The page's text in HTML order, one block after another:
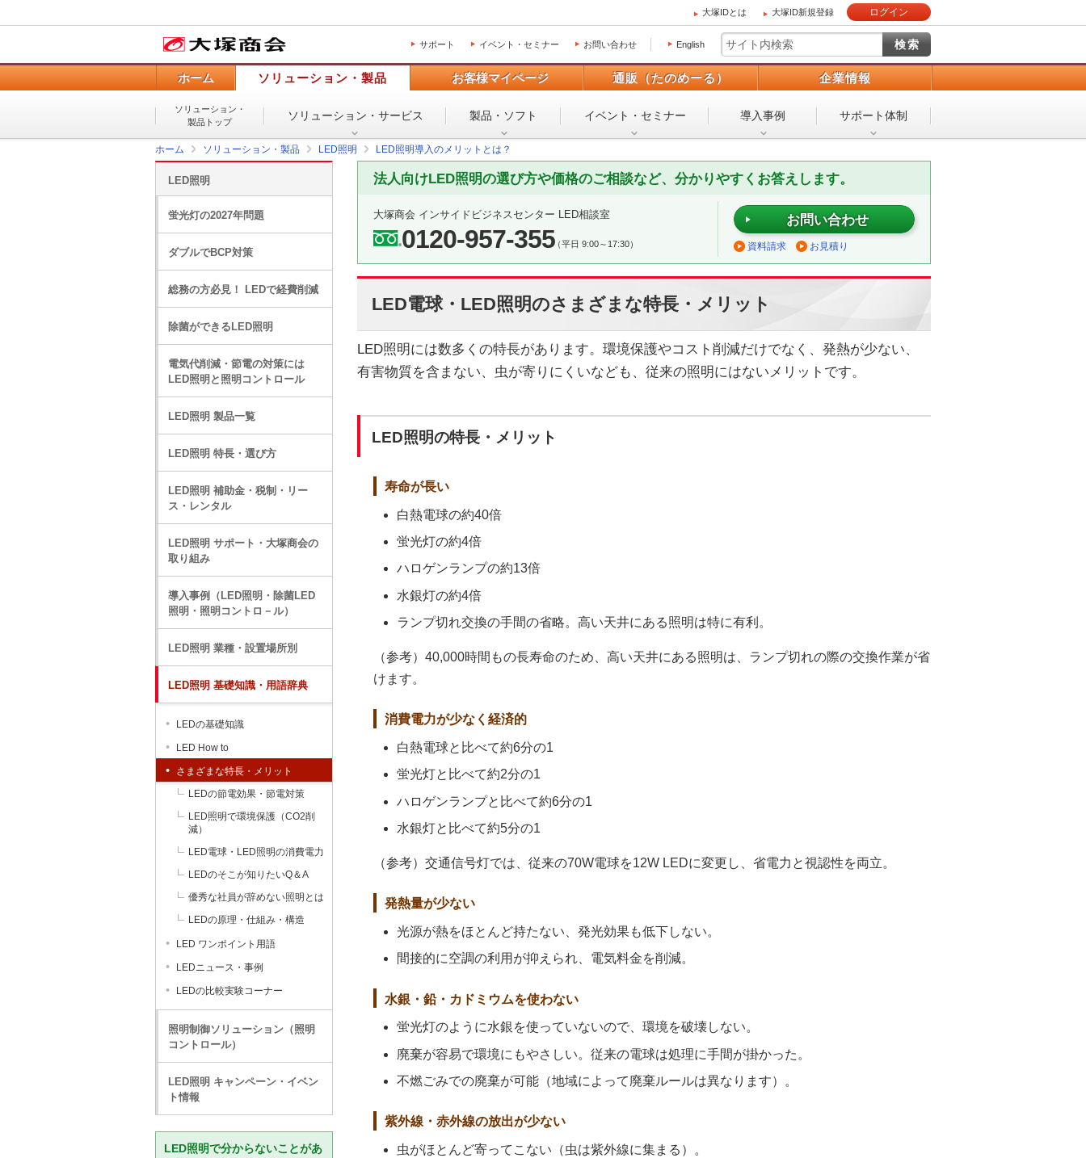
大塚IDとは 大塚ID新規登録 ログイン
サポート イベント・セミナー お問い合わせ English
ホーム ソリューション・製品 お客様マイページ 通販（たのめーる） 企業情報
ソリューション・
製品トップ
ソリューション・ サービス 製品・ソフト イベント・ セミナー 導入事例 サポート体制
ホーム ソリューション・製品 LED照明 LED照明導入のメリットとは？
法人向けLED照明の選び方や価格のご相談など、分かりやすくお答えします。
大塚商会 インサイドビジネスセンター LED相談室
0120-957-355（平日 9:00～17:30）
お問い合わせ
資料請求 お見積り
LED電球・LED照明のさまざまな特長・メリット
LED照明には数多くの特長があります。環境保護やコスト削減だけでなく、発熱が少ない、
有害物質を含まない、虫が寄りにくいなども、従来の照明にはないメリットです。
LED照明の特長・メリット
寿命が長い
白熱電球の約40倍
蛍光灯の約4倍
ハロゲンランプの約13倍
水銀灯の約4倍
ランプ切れ交換の手間の省略。高い天井にある照明は特に有利。
（参考）40,000時間もの長寿命のため、高い天井にある照明は、ランプ切れの際の交換作業が省
けます。
消費電力が少なく経済的
白熱電球と比べて約6分の1
蛍光灯と比べて約2分の1
ハロゲンランプと比べて約6分の1
水銀灯と比べて約5分の1
（参考）交通信号灯では、従来の70W電球を12W LEDに変更し、省電力と視認性を両立。
発熱量が少ない
光源が熱をほとんど持たない、発光効果も低下しない。
間接的に空調の利用が抑えられ、電気料金を削減。
水銀・鉛・カドミウムを使わない
蛍光灯のように水銀を使っていないので、環境を破壊しない。
廃棄が容易で環境にもやさしい。従来の電球は処理に手間が掛かった。
不燃ごみでの廃棄が可能（地域によって廃棄ルールは異なります）。
紫外線・赤外線の放出が少ない
虫がほとんど寄ってこない（虫は紫外線に集まる）。
LED照明
蛍光灯の2027年問題
ダブルでBCP対策
総務の方必見！ LEDで経費削減
除菌ができるLED照明
電気代削減・節電の対策には
LED照明と照明コントロール
LED照明 製品一覧
LED照明 特長・選び方
LED照明 補助金・税制・リー
ス・レンタル
LED照明 サポート・大塚商会の
取り組み
導入事例（LED照明・除菌LED
照明・照明コントロ－ル）
LED照明 業種・設置場所別
LED照明 基礎知識・用語辞典
LEDの基礎知識
LED How to
さまざまな特長・メリット
LEDの節電効果・節電対策
LED照明で環境保護（CO2削
減）
LED電球・LED照明の消費電力
LEDのそこが知りたいQ＆A
優秀な社員が辞めない照明とは
LEDの原理・仕組み・構造
LED ワンポイント用語
LEDニュース・事例
LEDの比較実験コーナー
照明制御ソリューション（照明
コントロール）
LED照明 キャンペーン・イベン
ト情報
LED照明で分からないことがあ